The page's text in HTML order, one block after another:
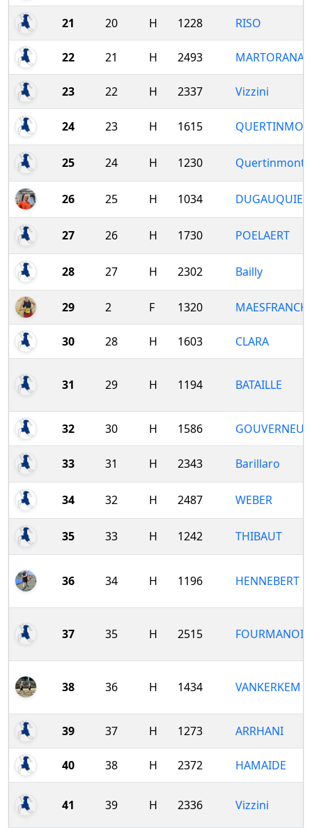
21 20 H 1228 RISO
22 21 H 2493 MARTORANA
23 22 H 2337 Vizzini
24 23 H 1615
25 24 H 1230 Quertinmont
26 25 H 1034 DUGAUQUIER
27 26 H 1730 POELAERT
28 27 H 2302 Bailly
29 2 F 1320
30 28 H 1603 CLARA
31 29 H 1194 BATAILLE
32 30 H 1586 GOUVERNEUR
33 31 H 2343 Barillaro
34 32 H 2487 WEBER
35 33 H 1242 THIBAUT
36 34 H 1196 HENNEBERT
37 35 H 2515 FOURMANOIR
38 36 H 1434 VANKERKEM
39 37 H 1273 ARRHANI
40 38 H 2372 HAMAIDE
41 39 H 2336 Vizzini